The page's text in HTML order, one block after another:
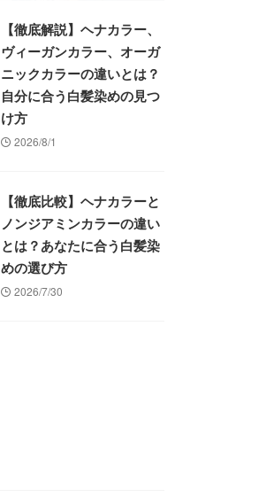
【徹底解説】ヘナカラー、
ヴィーガンカラー、オーガ
ニックカラーの違いとは？
自分に合う白髪染めの見つ
け方
2026/8/1
【徹底比較】ヘナカラーと
ノンジアミンカラーの違い
とは？あなたに合う白髪染
めの選び方
2026/7/30